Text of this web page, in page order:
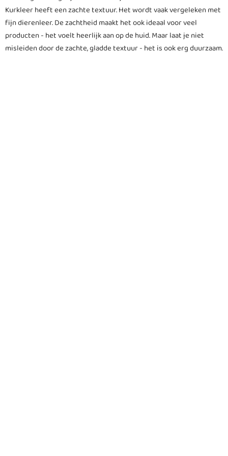
Kurkleer heeft een zachte textuur. Het wordt vaak vergeleken met
fijn dierenleer. De zachtheid maakt het ook ideaal voor veel
producten - het voelt heerlijk aan op de huid. Maar laat je niet
misleiden door de zachte, gladde textuur - het is ook erg duurzaam.